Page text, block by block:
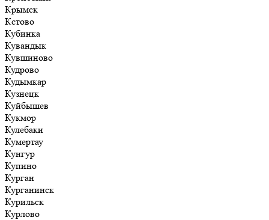
Крымск
Кстово
Кубинка
Кувандык
Кувшиново
Кудрово
Кудымкар
Кузнецк
Куйбышев
Кукмор
Кулебаки
Кумертау
Кунгур
Купино
Курган
Курганинск
Курильск
Курлово